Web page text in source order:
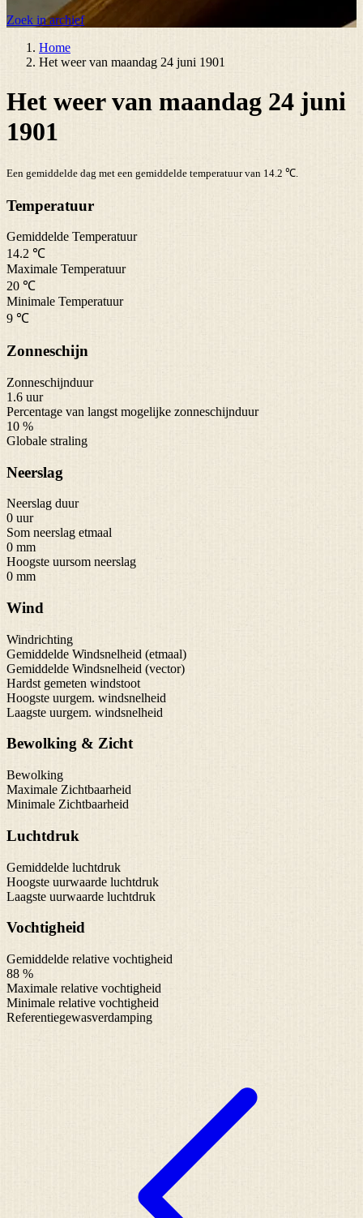
Zoek in archief
Home
Het weer van maandag 24 juni 1901
Het weer van maandag 24 juni
1901
Een gemiddelde dag met een gemiddelde temperatuur van 14.2 ℃.
Temperatuur
Gemiddelde Temperatuur
14.2 ℃
Maximale Temperatuur
20 ℃
Minimale Temperatuur
9 ℃
Zonneschijn
Zonneschijnduur
1.6 uur
Percentage van langst mogelijke zonneschijnduur
10 %
Globale straling
Neerslag
Neerslag duur
0 uur
Som neerslag etmaal
0 mm
Hoogste uursom neerslag
0 mm
Wind
Windrichting
Gemiddelde Windsnelheid (etmaal)
Gemiddelde Windsnelheid (vector)
Hardst gemeten windstoot
Hoogste uurgem. windsnelheid
Laagste uurgem. windsnelheid
Bewolking & Zicht
Bewolking
Maximale Zichtbaarheid
Minimale Zichtbaarheid
Luchtdruk
Gemiddelde luchtdruk
Hoogste uurwaarde luchtdruk
Laagste uurwaarde luchtdruk
Vochtigheid
Gemiddelde relative vochtigheid
88 %
Maximale relative vochtigheid
Minimale relative vochtigheid
Referentiegewasverdamping